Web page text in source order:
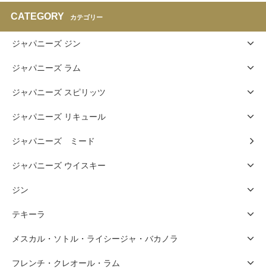
CATEGORY カテゴリー
ジャパニーズ ジン
ジャパニーズ ラム
ジャパニーズ スピリッツ
ジャパニーズ リキュール
ジャパニーズ ミード
ジャパニーズ ウイスキー
ジン
テキーラ
メスカル・ソトル・ライシージャ・バカノラ
フレンチ・クレオール・ラム